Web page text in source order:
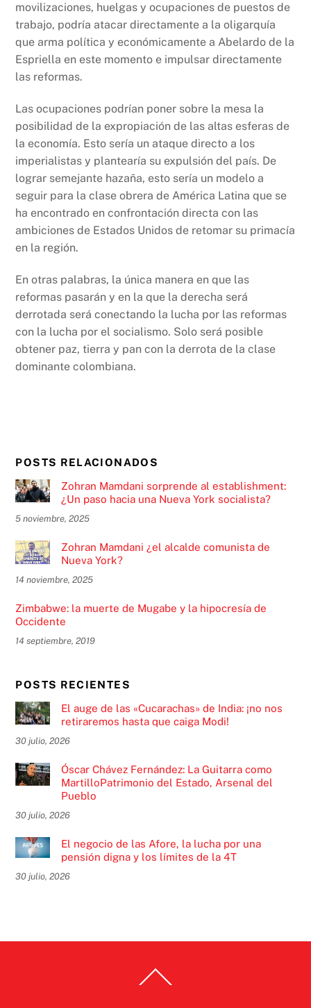
movilizaciones, huelgas y ocupaciones de puestos de
trabajo, podría atacar directamente a la oligarquía
que arma política y económicamente a Abelardo de la
Espriella en este momento e impulsar directamente
las reformas.
Las ocupaciones podrían poner sobre la mesa la
posibilidad de la expropiación de las altas esferas de
la economía. Esto sería un ataque directo a los
imperialistas y plantearía su expulsión del país. De
lograr semejante hazaña, esto sería un modelo a
seguir para la clase obrera de América Latina que se
ha encontrado en confrontación directa con las
ambiciones de Estados Unidos de retomar su primacía
en la región.
En otras palabras, la única manera en que las
reformas pasarán y en la que la derecha será
derrotada será conectando la lucha por las reformas
con la lucha por el socialismo. Solo será posible
obtener paz, tierra y pan con la derrota de la clase
dominante colombiana.
POSTS RELACIONADOS
Zohran Mamdani sorprende al establishment:
¿Un paso hacia una Nueva York socialista?
5 noviembre, 2025
Zohran Mamdani ¿el alcalde comunista de
Nueva York?
14 noviembre, 2025
Zimbabwe: la muerte de Mugabe y la hipocresía de
Occidente
14 septiembre, 2019
POSTS RECIENTES
El auge de las «Cucarachas» de India: ¡no nos
retiraremos hasta que caiga Modi!
30 julio, 2026
Óscar Chávez Fernández: La Guitarra como
MartilloPatrimonio del Estado, Arsenal del
Pueblo
30 julio, 2026
El negocio de las Afore, la lucha por una
pensión digna y los límites de la 4T
30 julio, 2026
To